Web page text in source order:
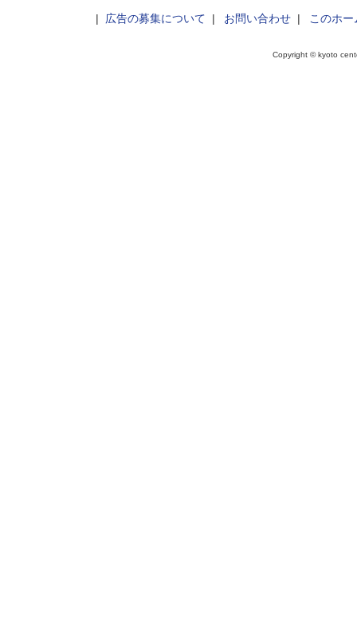
広告の募集について お問い合わせ| このホー
Copyright © kyoto